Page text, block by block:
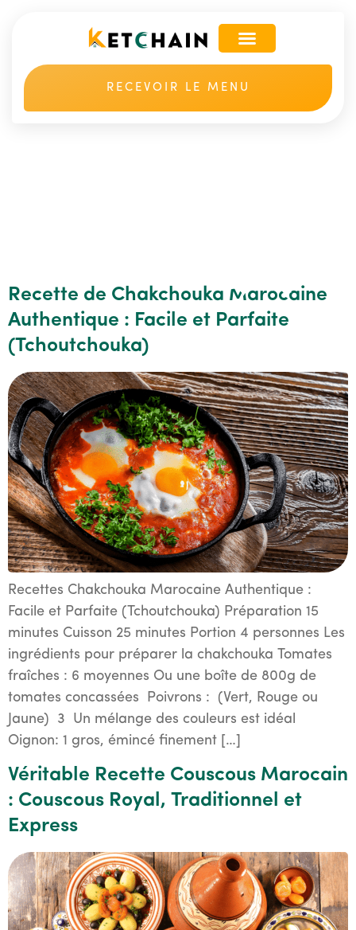
RECEVOIR LE MENU
Recette de Chakchouka Marocaine
Authentique : Facile et Parfaite
(Tchoutchouka)
Recettes Chakchouka​​ Marocaine Authentique :
Facile et Parfaite (Tchoutchouka) Préparation 15
minutes Cuisson 25 minutes Portion 4 personnes Les
ingrédients pour préparer la chakchouka Tomates
fraîches : 6 moyennes Ou une boîte de 800g de
tomates concassées Poivrons : (Vert, Rouge ou
Jaune) 3 Un mélange des couleurs est idéal
Oignon: 1 gros, émincé finement […]
Véritable Recette Couscous Marocain
: Couscous Royal, Traditionnel et
Express